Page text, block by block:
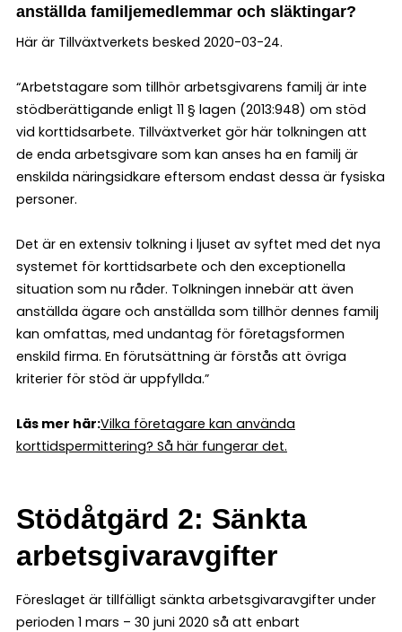
anställda familjemedlemmar och släktingar?
Här är Tillväxtverkets besked 2020-03-24.
“Arbetstagare som tillhör arbetsgivarens familj är inte
stödberättigande enligt 11 § lagen (2013:948) om stöd
vid korttidsarbete. Tillväxtverket gör här tolkningen att
de enda arbetsgivare som kan anses ha en familj är
enskilda näringsidkare eftersom endast dessa är fysiska
personer.
Det är en extensiv tolkning i ljuset av syftet med det nya
systemet för korttidsarbete och den exceptionella
situation som nu råder. Tolkningen innebär att även
anställda ägare och anställda som tillhör dennes familj
kan omfattas, med undantag för företagsformen
enskild firma. En förutsättning är förstås att övriga
kriterier för stöd är uppfyllda.”
Läs mer här:Vilka företagare kan använda
korttidspermittering? Så här fungerar det.
Stödåtgärd 2: Sänkta
arbetsgivaravgifter
Föreslaget är tillfälligt sänkta arbetsgivaravgifter under
perioden 1 mars – 30 juni 2020 så att enbart